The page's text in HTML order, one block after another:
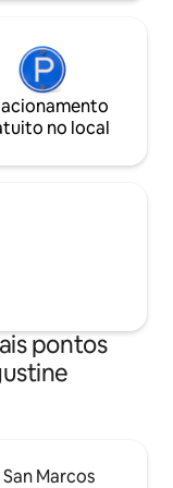
no local
pontos
Marcos